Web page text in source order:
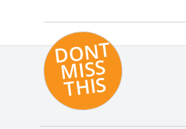
D
O
N
T
MI
S
S
T
HI
S